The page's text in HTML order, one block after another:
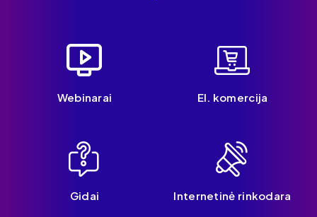
Webinarai El. komercija
Gidai Internetinė rinkodara